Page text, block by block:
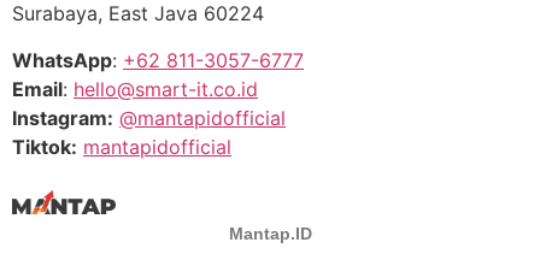
Surabaya, East Java 60224
WhatsApp: +62 811-3057-6777
Email: hello@smart-it.co.id
Instagram: @mantapidofficial
Tiktok: mantapidofficial
Mantap.ID